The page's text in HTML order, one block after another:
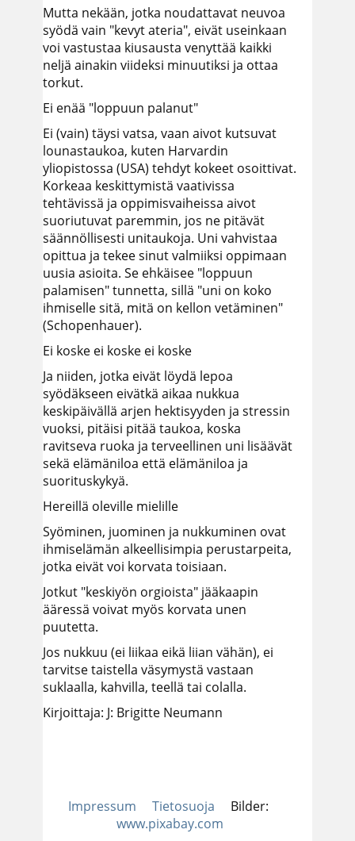
Mutta nekään, jotka noudattavat neuvoa
syödä vain "kevyt ateria", eivät useinkaan
voi vastustaa kiusausta venyttää kaikki
neljä ainakin viideksi minuutiksi ja ottaa
torkut.
Ei enää "loppuun palanut"
Ei (vain) täysi vatsa, vaan aivot kutsuvat
lounastaukoa, kuten Harvardin
yliopistossa (USA) tehdyt kokeet osoittivat.
Korkeaa keskittymistä vaativissa
tehtävissä ja oppimisvaiheissa aivot
suoriutuvat paremmin, jos ne pitävät
säännöllisesti unitaukoja. Uni vahvistaa
opittua ja tekee sinut valmiiksi oppimaan
uusia asioita. Se ehkäisee "loppuun
palamisen" tunnetta, sillä "uni on koko
ihmiselle sitä, mitä on kellon vetäminen"
(Schopenhauer).
Ei koske ei koske ei koske
Ja niiden, jotka eivät löydä lepoa
syödäkseen eivätkä aikaa nukkua
keskipäivällä arjen hektisyyden ja stressin
vuoksi, pitäisi pitää taukoa, koska
ravitseva ruoka ja terveellinen uni lisäävät
sekä elämäniloa että elämäniloa ja
suorituskykyä.
Hereillä oleville mielille
Syöminen, juominen ja nukkuminen ovat
ihmiselämän alkeellisimpia perustarpeita,
jotka eivät voi korvata toisiaan.
Jotkut "keskiyön orgioista" jääkaapin
ääressä voivat myös korvata unen
puutetta.
Jos nukkuu (ei liikaa eikä liian vähän), ei
tarvitse taistella väsymystä vastaan
suklaalla, kahvilla, teellä tai colalla.
Kirjoittaja: J: Brigitte Neumann
Impressum Tietosuoja Bilder:
www.pixabay.com